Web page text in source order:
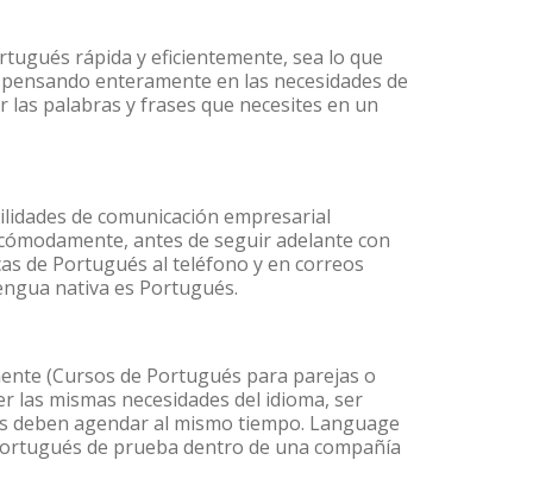
rápida y eficientemente, sea lo que
enteramente en las necesidades de
palabras y frases que necesites en un
de comunicación empresarial
antes de seguir adelante con
de Portugués al teléfono y en correos
nativa es Portugués.
(Cursos de Portugués para parejas o
mismas necesidades del idioma, ser
deben agendar al mismo tiempo. Language
de prueba dentro de una compañía